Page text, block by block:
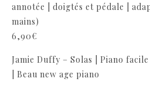
annotée | doigtés et pédale |
mains)
6,90€
Jamie Duffy – Solas | Piano
| Beau new age piano